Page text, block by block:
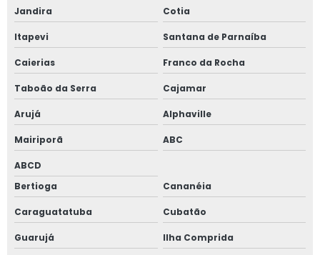
Janela sobreposta preço
Janela vedação acústica
Janela vidro duplo
Janela vidro duplo isolamento térmico
Janela vidro duplo com persiana
Janela de vidro duplo com persiana interna
Jandira Cotia
Itapevi Santana de Parnaíba
Caierias Franco da Rocha
Taboão da Serra Cajamar
Arujá Alphaville
Mairiporã ABC
ABCD
Bertioga
Cananéia
Caraguatatuba Cubatão
Guarujá Ilha Comprida